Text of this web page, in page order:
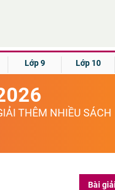
Lớp 9 Lớp 10
THÊM NHIỀU SÁCH
Bài